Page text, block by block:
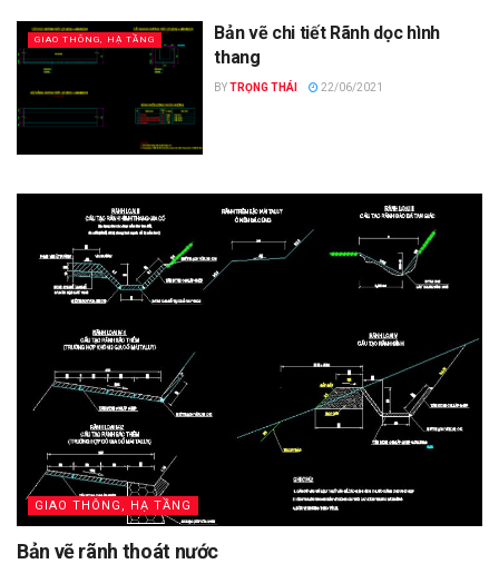
GIAO THÔNG, HẠ TẦNG
Bản vẽ chi tiết Rãnh dọc hình
thang
BYTRỌNG THÁI 22/06/2021
GIAO THÔNG, HẠ TẦNG
Bản vẽ rãnh thoát nước